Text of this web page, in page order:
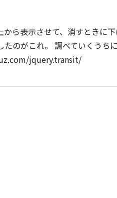
ら表示させて、消すときに
のがこれ。 調べていくうち
jquery.transit/